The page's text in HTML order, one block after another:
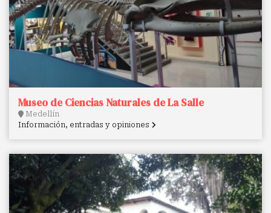
Museo de Ciencias Naturales de La Salle
Medellín
Información, entradas y opiniones